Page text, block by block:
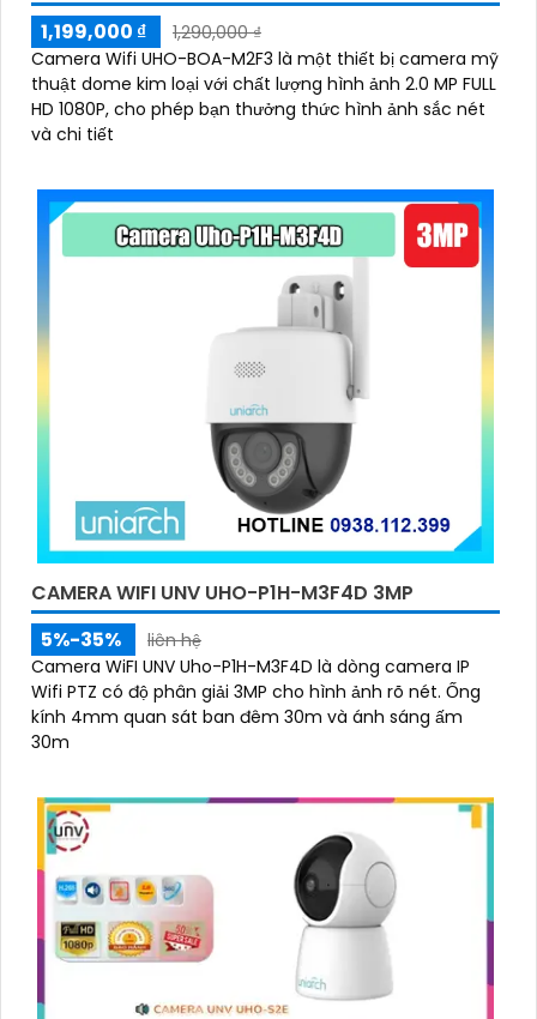
1,199,000 ₫
1,290,000 ₫
Camera Wifi UHO-BOA-M2F3 là một thiết bị camera mỹ
thuật dome kim loại với chất lượng hình ảnh 2.0 MP FULL
HD 1080P, cho phép bạn thưởng thức hình ảnh sắc nét
và chi tiết
CAMERA WIFI UNV UHO-P1H-M3F4D 3MP
5%-35%
liên hệ
Camera WiFI UNV Uho-P1H-M3F4D là dòng camera IP
Wifi PTZ có độ phân giải 3MP cho hình ảnh rõ nét. Ống
kính 4mm quan sát ban đêm 30m và ánh sáng ấm
30m